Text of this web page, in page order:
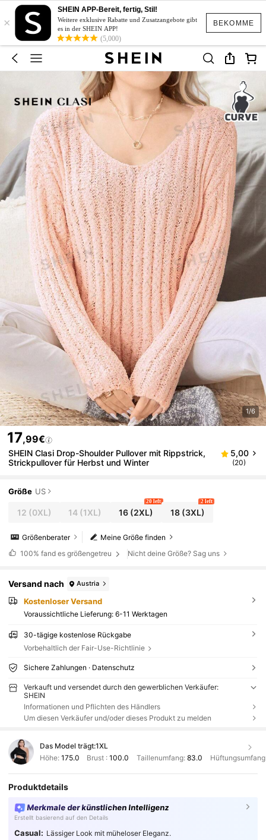
BEKOMME
×
SHEIN APP-Bereit, fertig, Stil!
Weitere exklusive Rabatte und Zusatzangebote gibt
es in der SHEIN APP!
(5,000)
1/6
17,99€
SHEIN Clasi Drop-Shoulder Pullover mit Rippstrick,
Strickpullover für Herbst und Winter
5,00
(20)
Größe US
12 (0XL) 14 (1XL) 16(2XL)
20 left
18(3XL)
2 left
Meine Größe finden
Größenberater
100% fand es größengetreu Nicht deine Größe? Sag uns
Versand nach Austria
Kostenloser Versand
Voraussichtliche Lieferung: 6-11 Werktagen
30-tägige kostenlose Rückgabe
Vorbehaltlich der Fair-Use-Richtlinie
Sichere Zahlungen · Datenschutz
Verkauft und versendet durch den gewerblichen Verkäufer:
SHEIN
Informationen und Pflichten des Händlers
Um diesen Verkäufer und/oder dieses Produkt zu melden
Das Model trägt:1XL
Höhe: 175.0 Brust :100.0 Taillenumfang: 83.0
Produktdetails
Merkmale der künstlichen Intelligenz
Erstellt basierend auf den Details
Casual: Lässiger Look mit müheloser Eleganz.